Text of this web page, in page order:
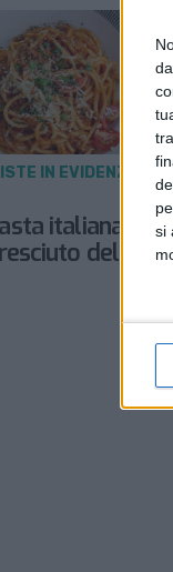
si
italiana
del
IN EVIDENZA